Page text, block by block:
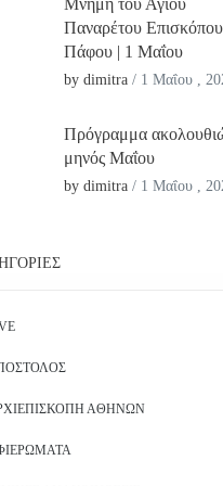
Μνήμη του Αγίου
Παναρέτου Επισκόπου
Πάφου | 1 Μαΐου
by dimitra / 1 Μαΐου ,
Πρόγραμμα
μηνός Μαΐου
by dimitra / 1 Μαΐου ,
ΑΘΗΝΏΝ